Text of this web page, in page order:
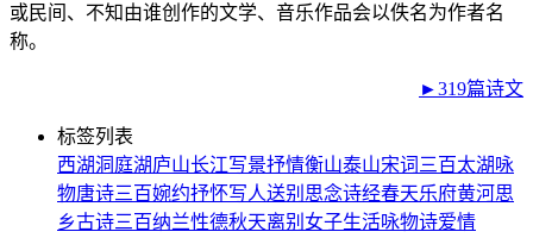
或民间、不知由谁创作的文学、音乐作品会以佚名为作者名
称。
►319篇诗文
标签列表
西湖洞庭湖庐山长江写景抒情衡山泰山宋词三百太湖 咏
物唐诗三百婉约抒怀写人送别 思念诗经春天乐府黄河思
乡古诗三百纳兰性德秋天离别 女子生活咏物诗爱情